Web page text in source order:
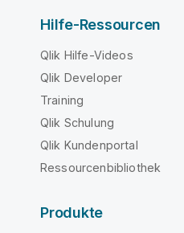
Hilfe-Ressourcen
Qlik Hilfe-Videos
Qlik Developer
Training
Qlik Schulung
Qlik Kundenportal
Ressourcenbibliothek
Produkte